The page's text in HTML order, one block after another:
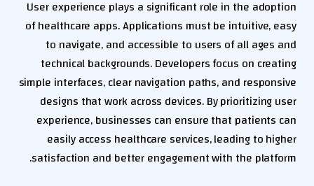
User experience plays a significant role in the adoption
of healthcare apps. Applications must be intuitive, easy
to navigate, and accessible to users of all ages and
technical backgrounds. Developers focus on creating
simple interfaces, clear navigation paths, and responsive
designs that work across devices. By prioritizing user
experience, businesses can ensure that patients can
easily access healthcare services, leading to higher
satisfaction and better engagement with the platform.